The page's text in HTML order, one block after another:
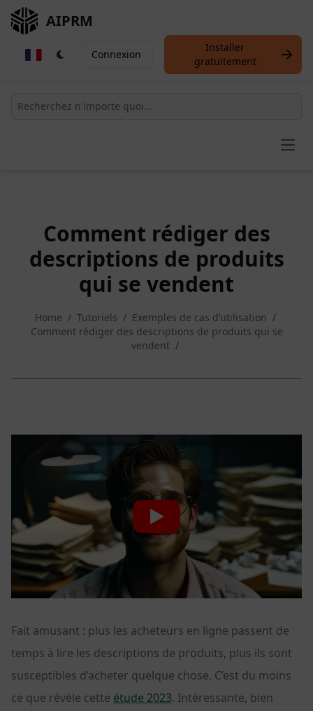
AIPRM
Connexion
Installer
gratuitement
Comment rédiger des
descriptions de produits
qui se vendent
Home / Tutoriels / Exemples de cas d’utilisation /
Comment rédiger des descriptions de produits qui se
vendent /
Fait amusant : plus les acheteurs en ligne passent de
temps à lire les descriptions de produits, plus ils sont
susceptibles d’acheter quelque chose. C’est du moins
ce que révèle cette étude 2023. Intéressante, bien